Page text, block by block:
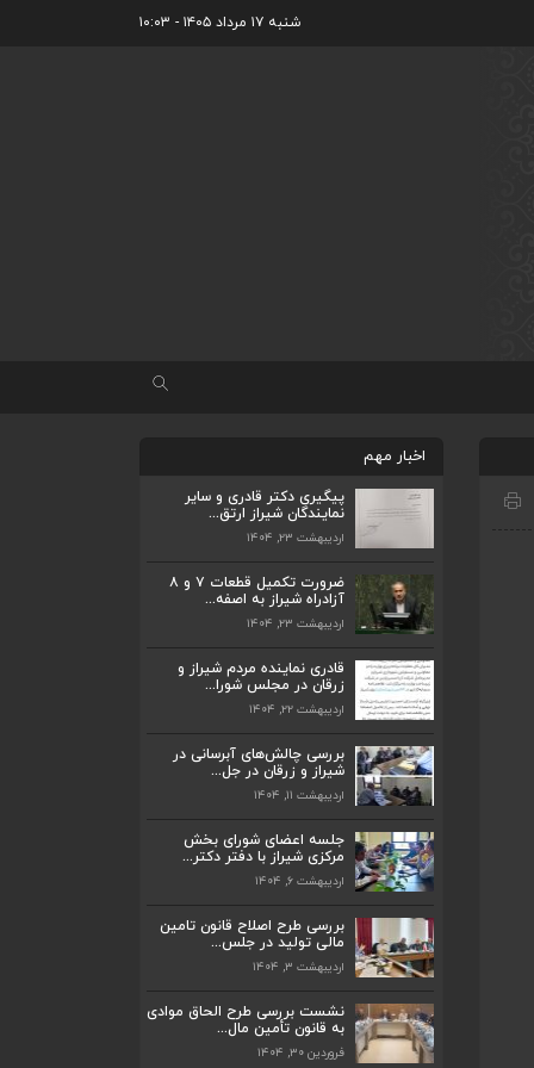
شنبه ۱۷ مرداد ۱۴۰۵ - ۱۰:۰۳
اخبار مهم
پیگیری دکتر قادری و سایر
نمایندگان شیراز ارتق...
اردیبهشت ۲۳, ۱۴۰۴
ضرورت تکمیل قطعات ۷ و ۸
آزادراه شیراز به اصفه...
اردیبهشت ۲۳, ۱۴۰۴
قادری نماینده مردم شیراز و
زرقان در مجلس شورا...
اردیبهشت ۲۲, ۱۴۰۴
بررسی چالش‌های آبرسانی در
شیراز و زرقان در جل...
اردیبهشت ۱۱, ۱۴۰۴
جلسه اعضای شورای بخش
مرکزی شیراز با دفتر دکتر...
اردیبهشت ۶, ۱۴۰۴
بررسی طرح اصلاح قانون تامین
مالی تولید در جلس...
اردیبهشت ۳, ۱۴۰۴
نشست بررسی طرح الحاق موادی
به قانون تأمین مال...
فروردین ۳۰, ۱۴۰۴
به اصفه...
اردیبهشت ۲۳, ۱۴۰۴
قادری نماینده مردم شیراز و زرقان در مجلس
اردیبهشت ۲۲, ۱۴۰۴
بررسی چالش‌های آبرسانی در شیراز و زرقان
اردیبهشت ۱۱, ۱۴۰۴
جلسه اعضای شورای بخش مرکزی شیراز با
اردیبهشت ۶, ۱۴۰۴
پیگیری دکتر قادری و سایر نمایندگان شیراز
اردیبهشت ۲۳, ۱۴۰۴
به اصفه...
اردیبهشت ۲۳, ۱۴۰۴
شورا...
اردیبهشت ۲۲, ۱۴۰۴
ضرورت تکمیل قطعات ۷ و ۸ آزادراه شیراز
به اصفه...
اردیبهشت ۲۳, ۱۴۰۴